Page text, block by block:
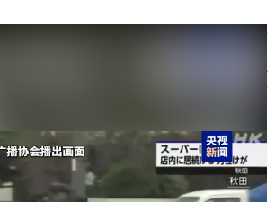
11月30日，日本秋田市的一家超市
男性員工被熊襲擊，頭部受傷。據
位置，警察已派無人機進入超市拍
口設置了陷阱籠子。